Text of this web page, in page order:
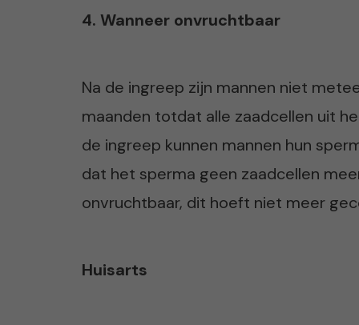
4. Wanneer onvruchtbaar
Na de ingreep zijn mannen niet
maanden totdat alle zaadcellen uit
de ingreep kunnen mannen hun
dat het sperma geen zaadcellen
onvruchtbaar, dit hoeft niet meer
Huisarts